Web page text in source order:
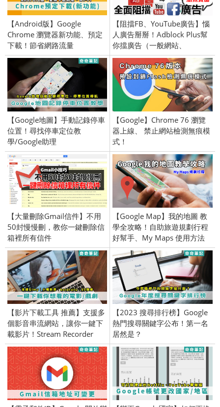
【Android版】Google
Chrome 瀏覽器新功能、預定
下載！節省網路流量
【阻擋FB、YouTube廣告】惱
人廣告掰掰！Adblock Plus幫
你擋廣告（一般網站、
Facebook、YouTube適用）
【Google地圖】手動記錄停車
位置！尋找停車定位教
學/Google助理
【Google】Chrome 76 瀏覽
器上線、 禁止網站檢測無痕模
式！
【大量刪除Gmail信件】不用
50封慢慢刪，教你一鍵刪除信
箱裡所有信件
【Google Map】我的地圖 教
學全攻略！自助旅遊規劃行程
好幫手、My Maps 使用方法
【影片下載工具 推薦】支援多
個影音串流網站，讓你一鍵下
載影片！Stream Recorder
【2023 搜尋排行榜】Google
熱門搜尋關鍵字公布！第一名
居然是？